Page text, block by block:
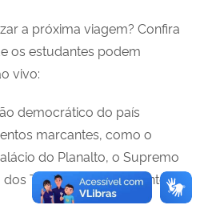
a próxima viagem? Confira
os estudantes podem
vivo:
democrático do país
marcantes, como o
do Planalto, o Supremo
Três Poderes e o Panteão